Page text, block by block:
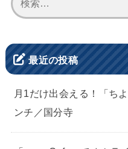
最近の投稿
月1だけ出会える！「ち
ンチ／国分寺